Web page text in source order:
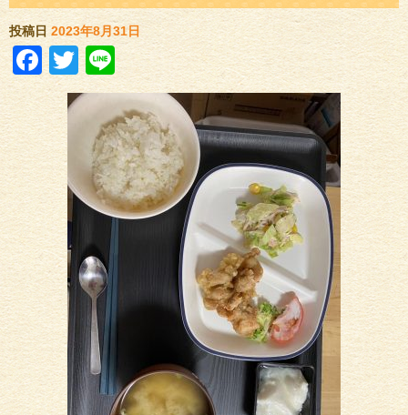
投稿日 2023年8月31日
Facebook
Twitter
Line